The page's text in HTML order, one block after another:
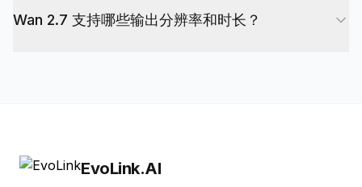
wan2.6-r2v 基础上新增了语音克隆和多角色支持。
（MoE）激活 14B 参数，以 Apache 2.0 协议发
Wan 2.7 支持哪些输出分辨率和时长？
EvoLink.AI